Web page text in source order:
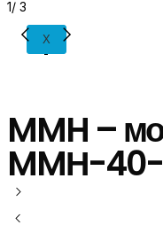
X
1/ 3
MMH –
MMН-